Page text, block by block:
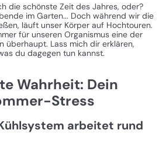
die schönste Zeit des Jahres, oder?
im Garten... Doch während wir die
läuft unser Körper auf Hochtouren.
für unseren Organismus eine der
überhaupt. Lass mich dir erklären,
du dagegen tun kannst.
Wahrheit: Dein
Stress
arbeitet rund